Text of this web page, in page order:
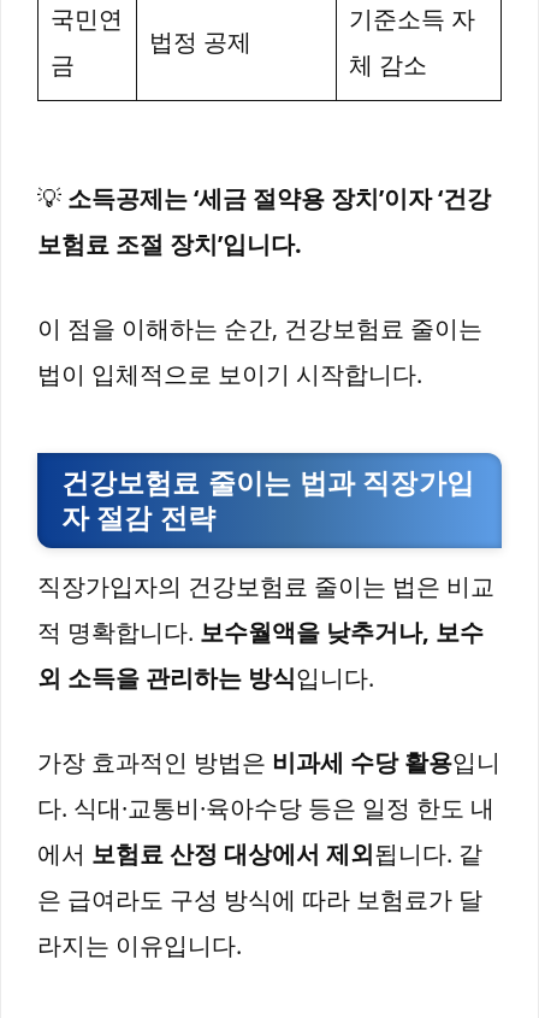
국민연
금
법정 공제
기준소득 자
체 감소
💡 소득공제는 ‘세금 절약용 장치’이자 ‘건강
보험료 조절 장치’입니다.
이 점을 이해하는 순간, 건강보험료 줄이는
법이 입체적으로 보이기 시작합니다.
건강보험료 줄이는 법과 직장가입
자 절감 전략
직장가입자의 건강보험료 줄이는 법은 비교
적 명확합니다. 보수월액을 낮추거나, 보수
외 소득을 관리하는 방식입니다.
가장 효과적인 방법은 비과세 수당 활용입니
다. 식대·교통비·육아수당 등은 일정 한도 내
에서 보험료 산정 대상에서 제외됩니다. 같
은 급여라도 구성 방식에 따라 보험료가 달
라지는 이유입니다.